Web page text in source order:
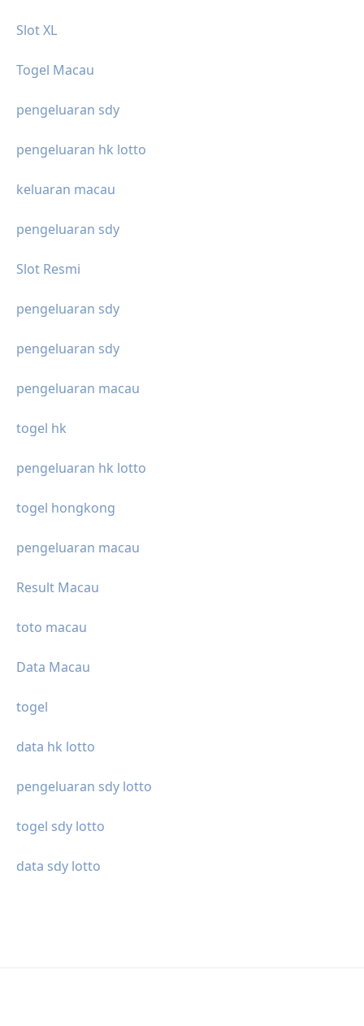
Slot XL
Togel Macau
pengeluaran sdy
pengeluaran hk lotto
keluaran macau
pengeluaran sdy
Slot Resmi
pengeluaran sdy
pengeluaran sdy
pengeluaran macau
togel hk
pengeluaran hk lotto
togel hongkong
pengeluaran macau
Result Macau
toto macau
Data Macau
togel
data hk lotto
pengeluaran sdy lotto
togel sdy lotto
data sdy lotto